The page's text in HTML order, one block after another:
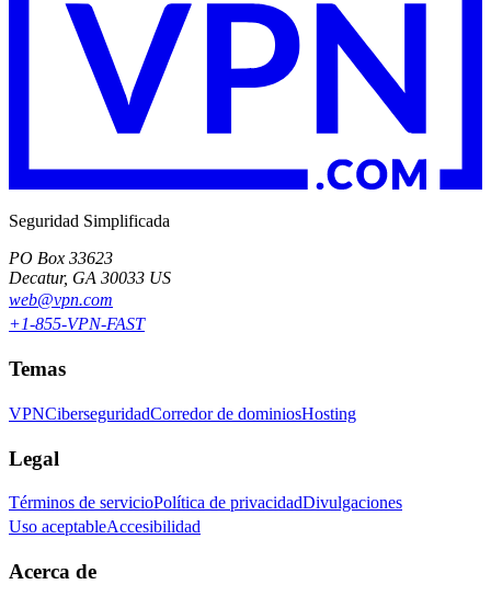
Seguridad Simplificada
PO Box 33623
Decatur, GA 30033 US
web@vpn.com
+1-855-VPN-FAST
Temas
VPNCiberseguridadCorredor de dominiosHosting
Legal
Términos de servicioPolítica de privacidadDivulgaciones
Uso aceptableAccesibilidad
Acerca de